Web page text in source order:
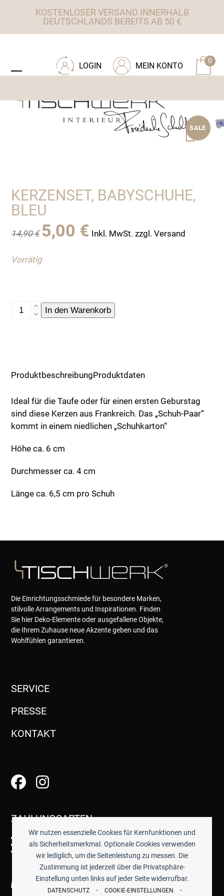
Wir nutzen essenzielle Cookies für Kernfunktionen und
als Sicherheitsmerkmal. Optionale Cookies verwenden
wir lediglich, um die Seitenleistung zu messen. Die
Zustimmung ist jederzeit über die Privatsphäre-
Einstellung unten links auf jeder Seite widerrufbar.
DATENSCHUTZ - COOKIE-EINSTELLUNGEN -
KOSTENLOSER VERSAND INNERHALB
DEUTSCHLANDS BEREITS AB 50 €
0
MEIN KONTO
LOGIN
mobile
mobile
SALE
KERZENSET, BABYSCHUHE,
BLEU
14,90€
Ursprünglicher
Preis
14,90 €
5,00 € Preis
Inkl. MwSt. zzgl. Versand
Vorrätig
Kerzenset,
Babyschuhe,
In den Warenkorb
ProduktbeschreibungProduktdaten
Ideal für die Taufe oder für einen ersten Geburstag
sind diese Kerzen aus Frankreich. Das „Schuh-Paar“
kommt in einem niedlichen „Schuhkarton“
Höhe ca. 6 cm
Durchmesser ca. 4 cm
Länge ca. 6,5 cm pro Schuh
Die Einrichtungsschmiede für besondere Marken,
stilvolle Arrangements und Inspirationen. Finden
Sie hier Deko-Elemente oder ausgefallene Objekte,
die Ihrem Zuhause neue Akzente geben und das
Wohlfühlen garantieren.
SERVICE
PRESSE
KONTAKT
ZAHLUNGSARTEN